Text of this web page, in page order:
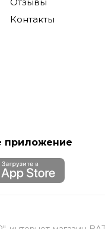
Контакты
приложение